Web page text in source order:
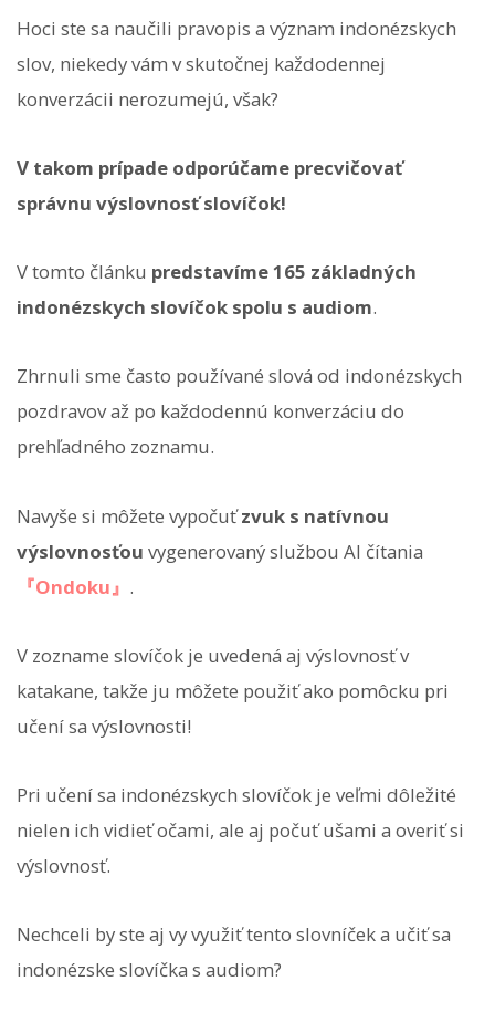
Hoci ste sa naučili pravopis a význam indonézskych
slov, niekedy vám v skutočnej každodennej
konverzácii nerozumejú, však?
V takom prípade odporúčame precvičovať
správnu výslovnosť slovíčok!
V tomto článku predstavíme 165 základných
indonézskych slovíčok spolu s audiom.
Zhrnuli sme často používané slová od indonézskych
pozdravov až po každodennú konverzáciu do
prehľadného zoznamu.
Navyše si môžete vypočuťzvuk s natívnou
výslovnosťou vygenerovaný službou AI čítania
『Ondoku』 .
V zozname slovíčok je uvedená aj výslovnosť v
katakane, takže ju môžete použiť ako pomôcku pri
učení sa výslovnosti!
Pri učení sa indonézskych slovíčok je veľmi dôležité
nielen ich vidieť očami, ale aj počuť ušami a overiť si
výslovnosť.
Nechceli by ste aj vy využiť tento slovníček a učiť sa
indonézske slovíčka s audiom?